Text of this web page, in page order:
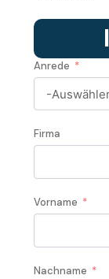
Anrede
Firma
Vorname
Nachname